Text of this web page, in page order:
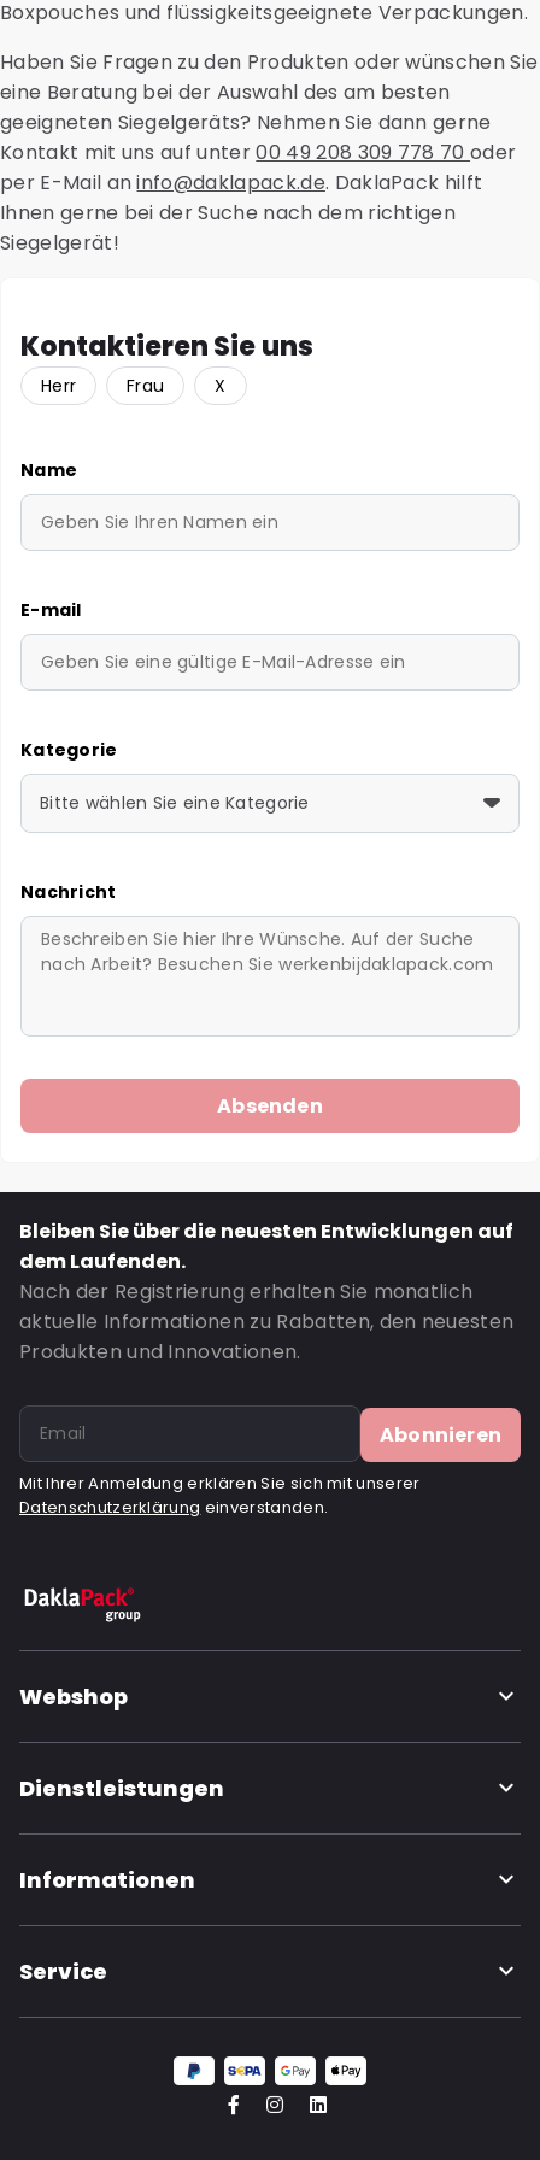
Boxpouches und flüssigkeitsgeeignete Verpackungen.
Haben Sie Fragen zu den Produkten oder wünschen Sie
eine Beratung bei der Auswahl des am besten
geeigneten Siegelgeräts? Nehmen Sie dann gerne
Kontakt mit uns auf unter00 49 208 309 778 70oder
per E-Mail aninfo@daklapack.de. DaklaPack hilft
Ihnen gerne bei der Suche nach dem richtigen
Siegelgerät!
Kontaktieren Sie uns
Herr Frau X
Name
E-mail
Kategorie
Bitte wählen Sie eine Kategorie
Nachricht
Bleiben Sie über die neuesten Entwicklungen auf
dem Laufenden.
Nach der Registrierung erhalten Sie monatlich
aktuelle Informationen zu Rabatten, den neuesten
Produkten und Innovationen.
Abonnieren
Mit Ihrer Anmeldung erklären Sie sich mit unserer
Datenschutzerklärung einverstanden.
Webshop
Dienstleistungen
Informationen
Service